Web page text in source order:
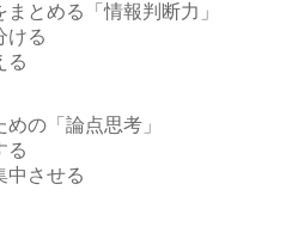
とめる「情報判断力」
ける
る
の「論点思考」
る
中させる